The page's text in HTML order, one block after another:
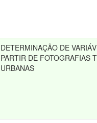
DETERMINAÇÃO DE
PARTIR DE FOTOGRAFIAS
URBANAS